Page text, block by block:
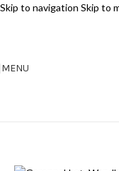
Skip to navigation Skip to
MENU